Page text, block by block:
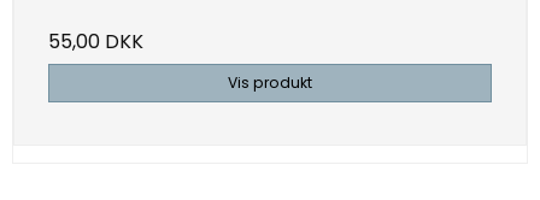
55,00 DKK
Vis produkt